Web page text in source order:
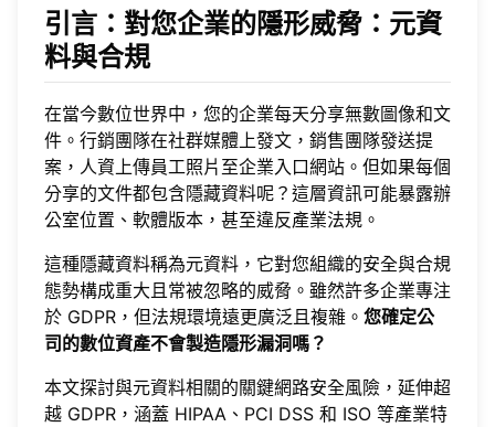
引言：對您企業的隱形威脅：元資
料與合規
在當今數位世界中，您的企業每天分享無數圖像和文
件。行銷團隊在社群媒體上發文，銷售團隊發送提
案，人資上傳員工照片至企業入口網站。但如果每個
分享的文件都包含隱藏資料呢？這層資訊可能暴露辦
公室位置、軟體版本，甚至違反產業法規。
這種隱藏資料稱為元資料，它對您組織的安全與合規
態勢構成重大且常被忽略的威脅。雖然許多企業專注
於 GDPR，但法規環境遠更廣泛且複雜。 您確定公
司的數位資產不會製造隱形漏洞嗎？
本文探討與元資料相關的關鍵網路安全風險，延伸超
越 GDPR，涵蓋 HIPAA、PCI DSS 和 ISO 等產業特